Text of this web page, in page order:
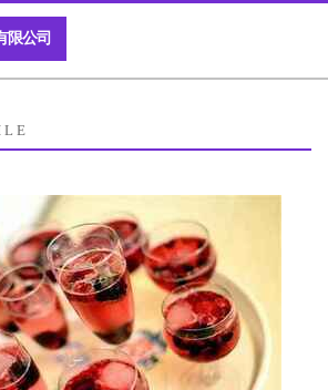
限公司